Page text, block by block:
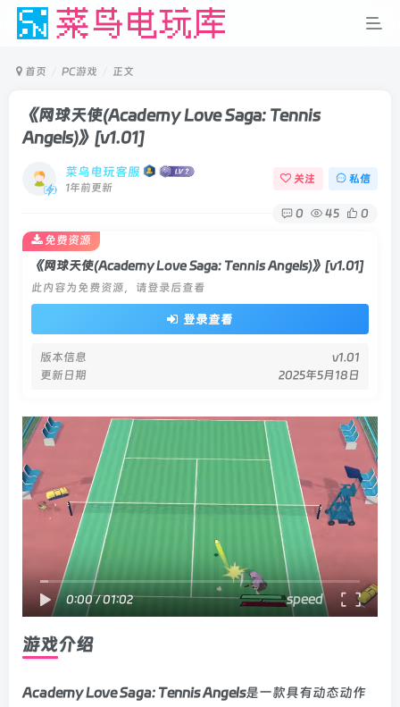
首页 PC游戏 正文
《网球天使(Academy Love Saga: Tennis
Angels)》 [v1.01]
菜鸟电玩客服
1年前更新
关注 私信
0 45 0
《网球天使(Academy Love Saga: Tennis Angels)》[v1.01]
此内容为免费资源，请登录后查看
登录查看
版本信息
v1.01
更新日期
2025年5月18日
免费资源
0:00/01:02 speed
游戏介绍
Academy Love Saga: Tennis Angels是一款具有动态动作